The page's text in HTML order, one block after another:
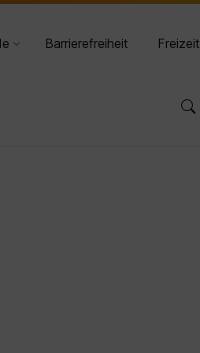
Barrierefreiheit Freizeit